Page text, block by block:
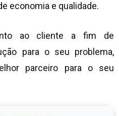
economia e qualidade.
ao cliente a fim de
para o seu problema,
parceiro para o seu